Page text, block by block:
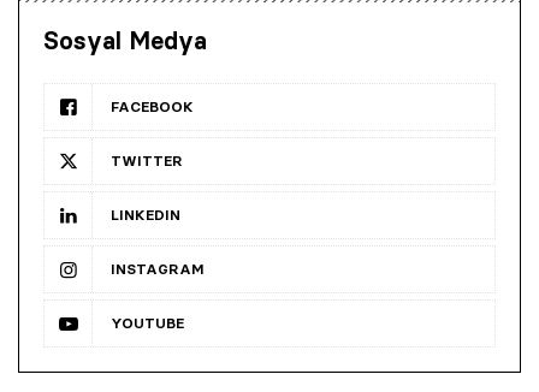
Sosyal Medya
FACEBOOK
TWITTER
LINKEDIN
INSTAGRAM
YOUTUBE